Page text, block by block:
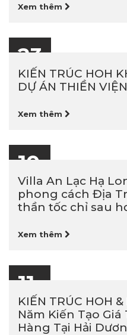
Xem thêm
23
03-2026
KIẾN TRÚC HOH
DỰ ÁN THIỀN
Xem thêm
10
03-2026
Villa An Lạc Hạ
phong cách Địa
thần tốc chỉ sau
Xem thêm
11
09-2025
KIẾN TRÚC HOH
Năm Kiến Tạo
Hàng Tại Hải